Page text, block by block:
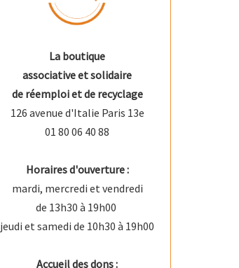
La boutique
associative et solidaire
de réemploi et de recyclage
126 avenue d'Italie Paris 13e
01 80 06 40 88
Horaires d'ouverture :
mardi, mercredi et vendredi
de 13h30 à 19h00
jeudi et samedi de 10h30 à 19h00
Accueil des dons :